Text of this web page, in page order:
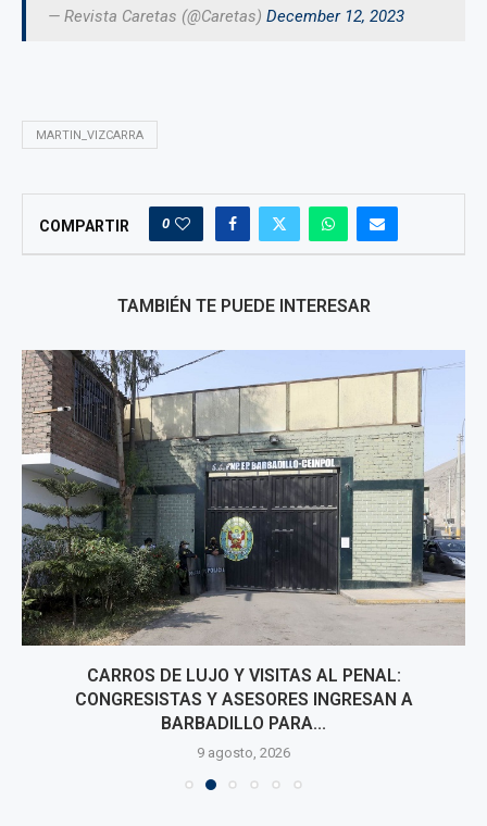
— Revista Caretas (@Caretas) December 12, 2023
MARTIN_VIZCARRA
COMPARTIR 0
TAMBIÉN TE PUEDE INTERESAR
CARROS DE LUJO Y VISITAS AL PENAL:
CONGRESISTAS Y ASESORES INGRESAN A
BARBADILLO PARA...
9 agosto, 2026